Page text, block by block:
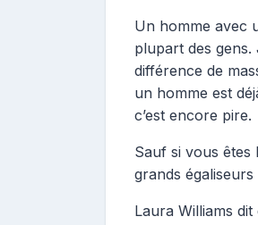
Un homme avec
plupart des gens.
différence de
un homme est
c’est encore pire.
Sauf si vous êtes
grands
Laura Williams